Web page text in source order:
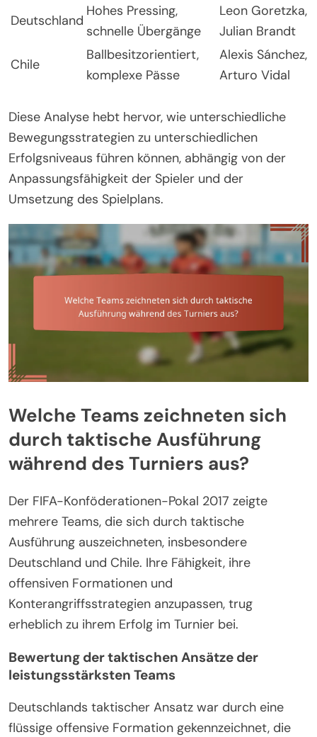
Deutschland
Hohes Pressing,
schnelle Übergänge
Leon Goretzka,
Julian Brandt
Chile
Ballbesitzorientiert,
komplexe Pässe
Alexis Sánchez,
Arturo Vidal
Diese Analyse hebt hervor, wie unterschiedliche
Bewegungsstrategien zu unterschiedlichen
Erfolgsniveaus führen können, abhängig von der
Anpassungsfähigkeit der Spieler und der
Umsetzung des Spielplans.
Welche Teams zeichneten sich
durch taktische Ausführung
während des Turniers aus?
Der FIFA-Konföderationen-Pokal 2017 zeigte
mehrere Teams, die sich durch taktische
Ausführung auszeichneten, insbesondere
Deutschland und Chile. Ihre Fähigkeit, ihre
offensiven Formationen und
Konterangriffsstrategien anzupassen, trug
erheblich zu ihrem Erfolg im Turnier bei.
Bewertung der taktischen Ansätze der
leistungsstärksten Teams
Deutschlands taktischer Ansatz war durch eine
flüssige offensive Formation gekennzeichnet, die